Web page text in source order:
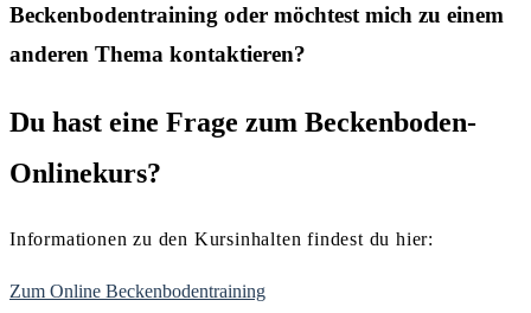
Beckenbodentraining oder möchtest mich zu einem
anderen Thema kontaktieren?
Du hast eine Frage zum Beckenboden-
Onlinekurs?
Informationen zu den Kursinhalten findest du hier:
Zum Online Beckenbodentraining